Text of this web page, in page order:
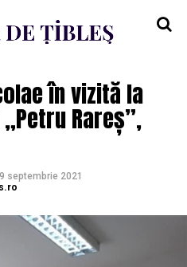
în vizită la
Rareș”,
septembrie 2021